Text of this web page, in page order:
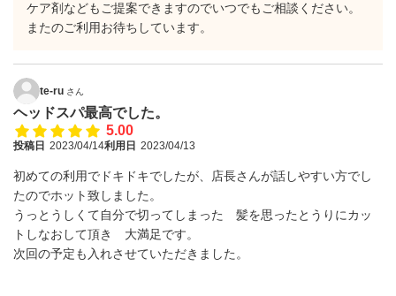
ケア剤などもご提案できますのでいつでもご相談ください。
またのご利用お待ちしています。
te-ru さん
ヘッドスパ最高でした。
5.00
投稿日 2023/04/14利用日 2023/04/13
初めての利用でドキドキでしたが、店長さんが話しやすい方でし
たのでホット致しました。
うっとうしくて自分で切ってしまった 髪を思ったとうりにカッ
トしなおして頂き 大満足です。
次回の予定も入れさせていただきました。